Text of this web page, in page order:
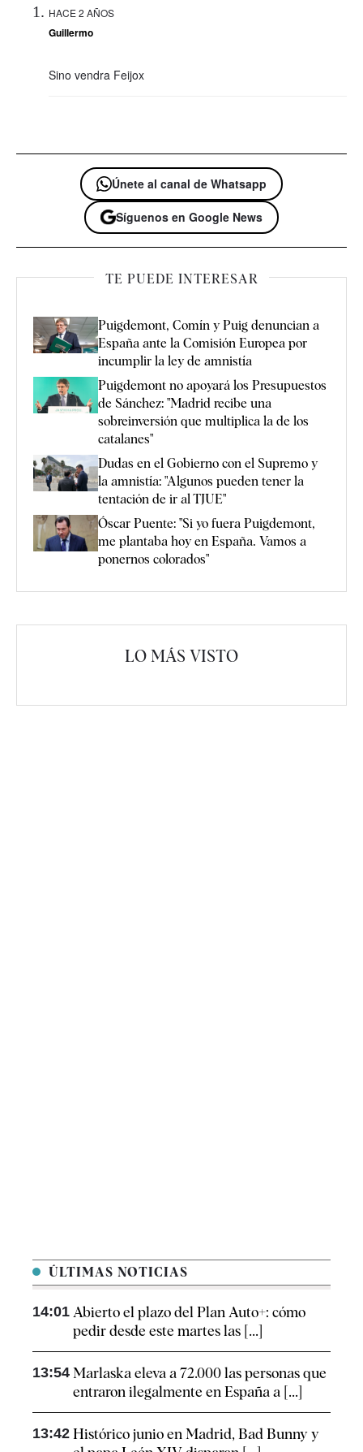
HACE 2 AÑOS
Guillermo
Sino vendra Feijox
Únete al canal de Whatsapp
Síguenos en Google News
TE PUEDE INTERESAR
Puigdemont, Comín y Puig denuncian a
España ante la Comisión Europea por
incumplir la ley de amnistía
Puigdemont no apoyará los Presupuestos
de Sánchez: "Madrid recibe una
sobreinversión que multiplica la de los
catalanes"
Dudas en el Gobierno con el Supremo y
la amnistía: "Algunos pueden tener la
tentación de ir al TJUE"
Óscar Puente: "Si yo fuera Puigdemont,
me plantaba hoy en España. Vamos a
ponernos colorados"
LO MÁS VISTO
ÚLTIMAS NOTICIAS
14:01 Abierto el plazo del Plan Auto+: cómo
pedir desde este martes las [...]
13:54 Marlaska eleva a 72.000 las personas que
entraron ilegalmente en España a [...]
13:42 Histórico junio en Madrid, Bad Bunny y